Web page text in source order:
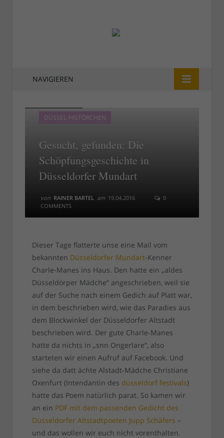
NAVIGIEREN
DÜSSEL-HISTÖRCHEN
Gesucht, gefunden: Die
Schöpfungsgeschichte in
Düsseldorfer Mundart
von RAINER BARTEL am 19.04.2016
0
COMMENTS
Dieser Tage flatterte unse eine Mail vom
bekannten Düsseldorfer Mundart-Kenner
Charle-Manes ins Haus. Den hatte ein „aldes
Düsseldörper Mädche“ angeschrieben, weil sie
auf der Suche nach einem Gedich auf Platt war,
in dem beschrieben wird, wie das Paradies aus
dem Blockwinkel der Düsseldorfer Altstadt
beschrieben wird. Der gute Charle-Manes
hatte da nichts in „snn Ongerlare“, also
starteten wir einen Aufruf auf Facebook. Und
siehe da datt ächte Alstadt-Mädche Christiane
Oxenfurt (Intendantin des düsseldorf festivals)
hatte das Poem natürlich parat. So kamen wir
an ein PDF mit dem passenden Gedicht des
Düsseldorfer Altstadtpoeten Jupp Schäfers –
und das wollen wir euch nicht vorenthalten.